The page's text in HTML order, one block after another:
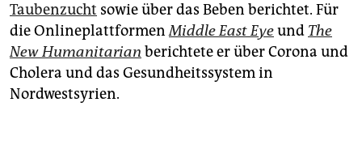
Taubenzucht sowie über das Beben berichtet. Für
die OnlineplattformenMiddle East Eyeund The
New Humanitarian berichtete er über Corona und
Cholera und das Gesundheitssystem in
Nordwestsyrien.